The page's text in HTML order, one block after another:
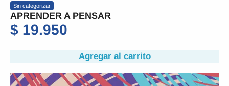
Sin categorizar
APRENDER A PENSAR
$ 19.950
Agregar al carrito